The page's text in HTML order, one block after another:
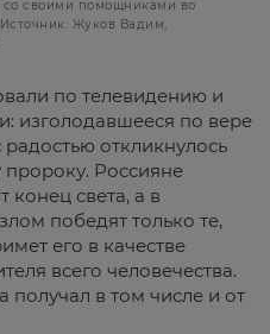
со своими помощниками во
Жуков Вадим,
по телевидению и
изголодавшееся по вере
откликнулось
Россияне
конец света, а в
победят только те,
его в качестве
всего человечества.
получал в том числе и от